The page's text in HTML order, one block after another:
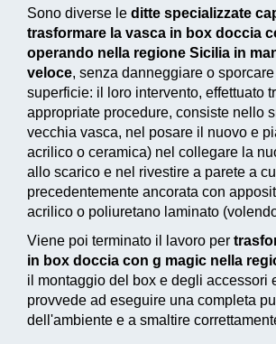
Sono diverse le ditte specializzate
trasformare la vasca in box doccia
operando nella regione Sicilia in
veloce, senza danneggiare o
superficie: il loro intervento, effettuato
appropriate procedure, consiste nello
vecchia vasca, nel posare il nuovo e
acrilico o ceramica) nel collegare la
allo scarico e nel rivestire a parete a
precedentemente ancorata con
acrilico o poliuretano laminato
Viene poi terminato il lavoro per
in box doccia con g magic nella
il montaggio del box e degli accessori
provvede ad eseguire una completa
dell'ambiente e a smaltire